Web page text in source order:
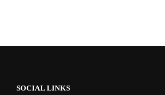
SOCIAL LINKS